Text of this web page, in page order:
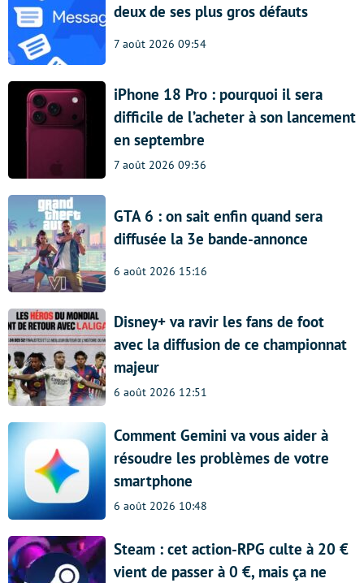
deux de ses plus gros défauts
7 août 2026 09:54
iPhone 18 Pro : pourquoi il sera
difficile de l’acheter à son lancement
en septembre
7 août 2026 09:36
GTA 6 : on sait enfin quand sera
diffusée la 3e bande-annonce
6 août 2026 15:16
Disney+ va ravir les fans de foot
avec la diffusion de ce championnat
majeur
6 août 2026 12:51
Comment Gemini va vous aider à
résoudre les problèmes de votre
smartphone
6 août 2026 10:48
Steam : cet action-RPG culte à 20 €
vient de passer à 0 €, mais ça ne